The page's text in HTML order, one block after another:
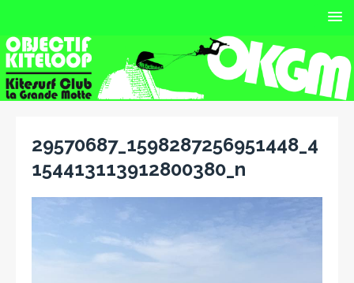
29570687_1598287256951448_4
154413113912800380_n